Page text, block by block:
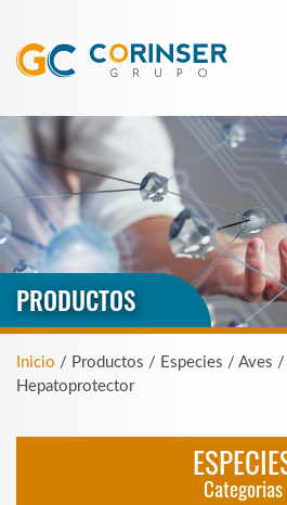
PRODUCTOS
Inicio / Productos / Especies / Aves
Hepatoprotector
Categorias